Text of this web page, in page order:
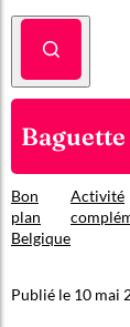
Bon
plan
Belgique
Activité
Publié le 10 mai